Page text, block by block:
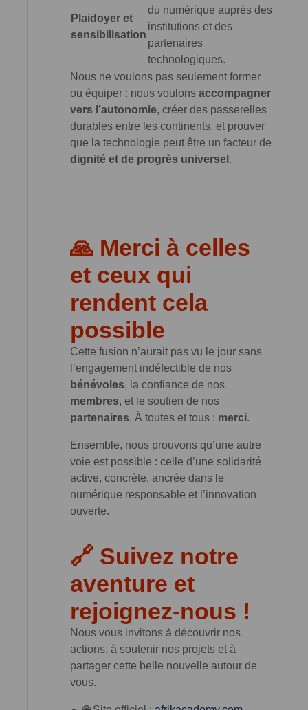
Plaidoyer et
sensibilisation
du numérique auprès des
institutions et des
partenaires
technologiques.
Nous ne voulons pas seulement former
ou équiper : nous voulons accompagner
vers l’autonomie, créer des passerelles
durables entre les continents, et prouver
que la technologie peut être un facteur de
dignité et de progrès universel .
🙏 Merci à celles
et ceux qui
rendent cela
possible
Cette fusion n’aurait pas vu le jour sans
l’engagement indéfectible de nos
bénévoles, la confiance de nos
membres, et le soutien de nos
partenaires. À toutes et tous : merci.
Ensemble, nous prouvons qu’une autre
voie est possible : celle d’une solidarité
active, concrète, ancrée dans le
numérique responsable et l’innovation
ouverte.
🔗 Suivez notre
aventure et
rejoignez-nous !
Nous vous invitons à découvrir nos
actions, à soutenir nos projets et à
partager cette belle nouvelle autour de
vous.